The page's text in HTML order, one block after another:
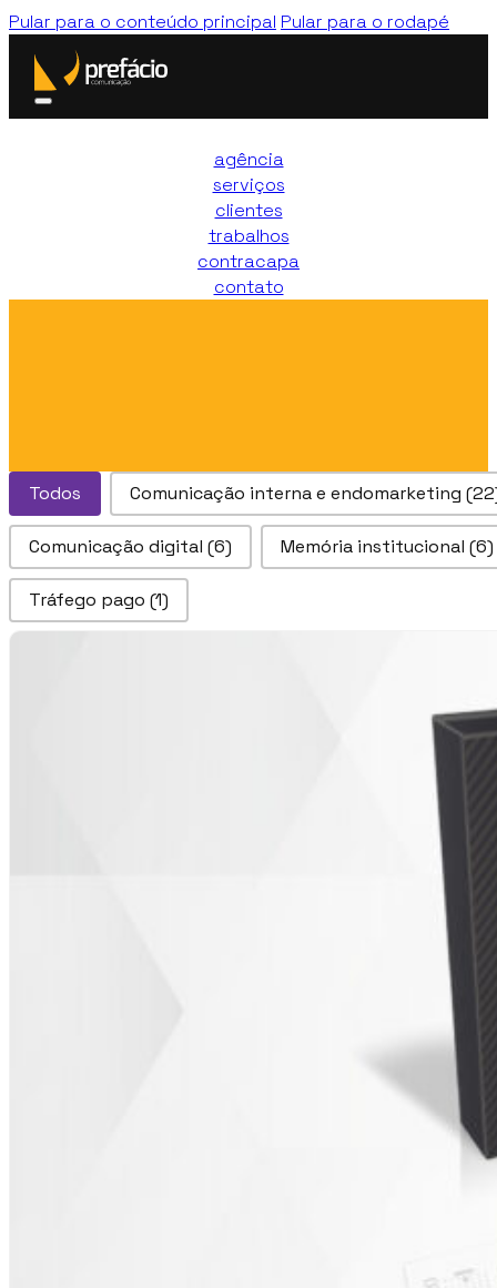
Pular para o conteúdo principal Pular para o rodapé
agência
serviços
clientes
trabalhos
contracapa
contato
Trabalhos > Servicos
Todos Comunicação interna e endomarketing
Comunicação digital (6) Memória institucional (6)
Tráfego pago (1)